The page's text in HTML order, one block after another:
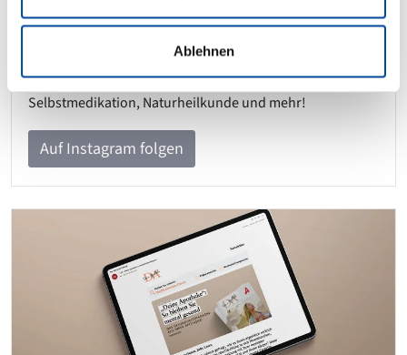
Ablehnen
uns auf Instagram. Es erwarten Sie spannende und
hilfreiche Inhalte zu den Themen Gesundheit,
Selbstmedikation, Naturheilkunde und mehr!
Auf Instagram folgen